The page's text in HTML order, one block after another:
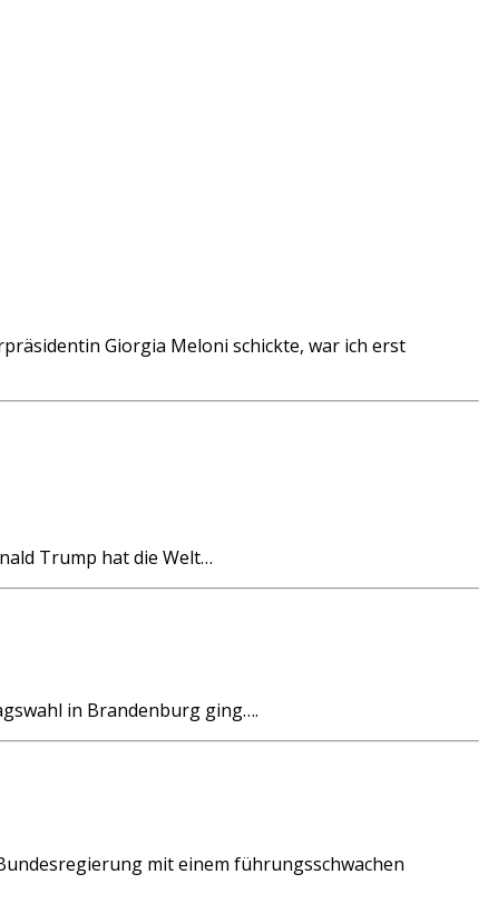
Giorgia Meloni schickte, war ich erst
Trump hat die Welt…
in Brandenburg ging….
mit einem führungsschwachen